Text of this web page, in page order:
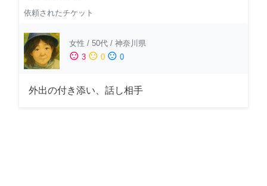
依頼されたチケット
女性 / 50代 / 神奈川県
sentiment_satisfied 3 sentiment_neutral 0 sentiment_dissatisfied 0
外出の付き添い、話し相手